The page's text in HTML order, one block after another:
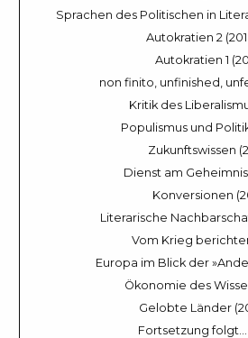
Sprachen des Politischen in
Autokratien 2
Autokratien 1
non finito, unfinished,
Kritik des
Populismus und Politik
Zukunftswissen
Dienst am Geheimnis
Konversionen
Literarische
Vom Krieg
Europa im Blick der
Ökonomie des
Gelobte Länder
Fortsetzung folgt…